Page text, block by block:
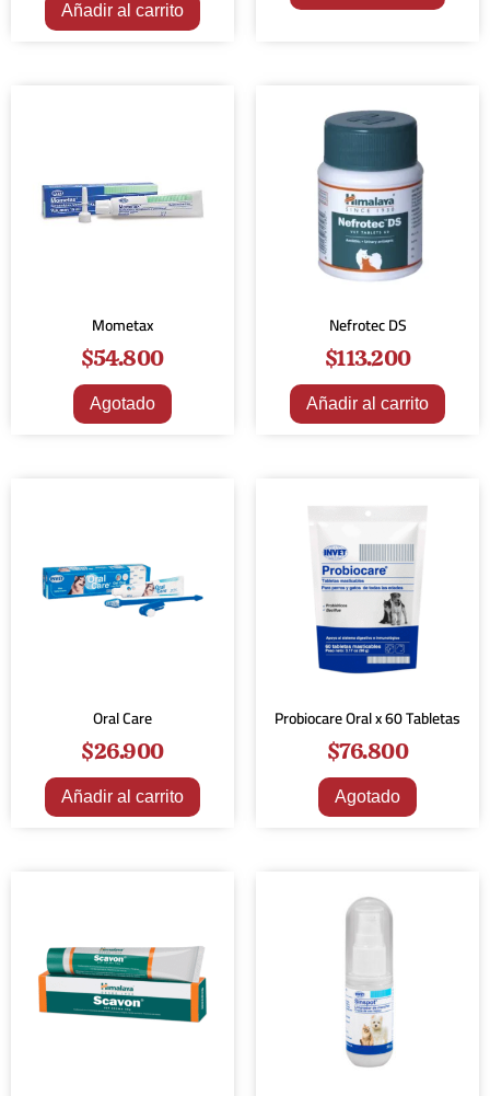
Añadir al carrito
Mometax
$54.800
Agotado
Nefrotec DS
$113.200
Añadir al carrito
Oral Care
$26.900
Añadir al carrito
Probiocare Oral x 60 Tabletas
$76.800
Agotado